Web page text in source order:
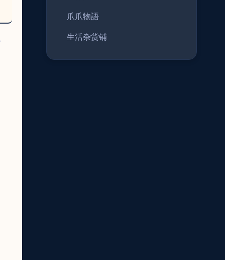
爪爪物語
生活杂货铺